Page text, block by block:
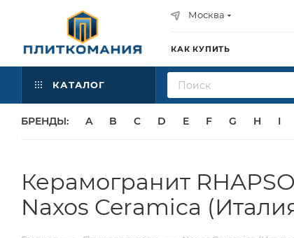
Москва
КАК КУПИТЬ
КАТАЛОГ
БРЕНДЫ: A B C D E F G H I
Керамогранит
Naxos Ceramica